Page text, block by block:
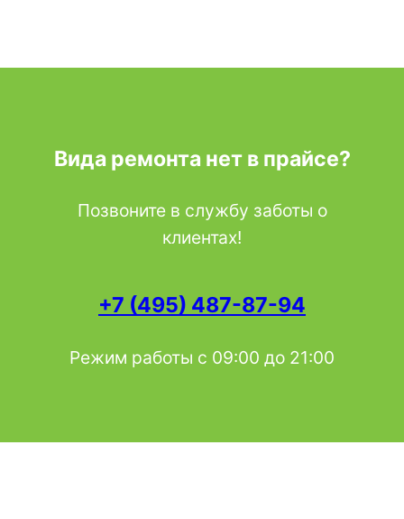
Вида ремонта нет в прайсе?
Позвоните в службу заботы о
клиентах!
+7 (495) 487-87-94
Режим работы с 09:00 до 21:00